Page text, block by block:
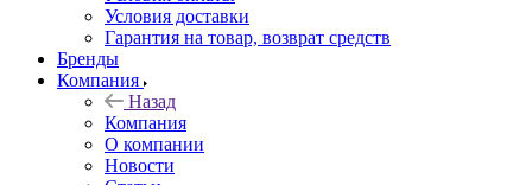
Условия доставки
Гарантия на товар, возврат средств
Бренды
Компания
Назад
Компания
О компании
Новости